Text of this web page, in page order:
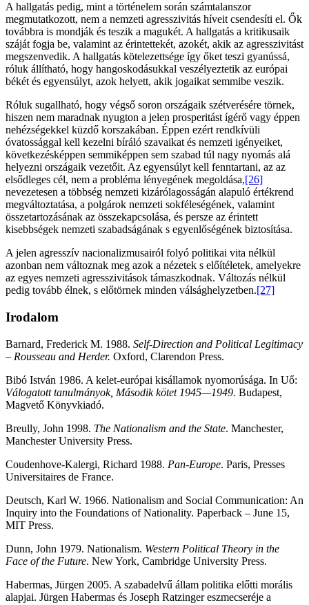
A hallgatás pedig, mint a történelem során számtalanszor
megmutatkozott, nem a nemzeti agresszivitás híveit csendesíti el. Ők
továbbra is mondják és teszik a magukét. A hallgatás a kritikusaik
száját fogja be, valamint az érintettekét, azokét, akik az agresszivitást
megszenvedik. A hallgatás kötelezettsége így őket teszi gyanússá,
róluk állítható, hogy hangoskodásukkal veszélyeztetik az európai
békét és egyensúlyt, azok helyett, akik jogaikat semmibe veszik.
Róluk sugallható, hogy végső soron országaik szétverésére törnek,
hiszen nem maradnak nyugton a jelen prosperitást ígérő vagy éppen
nehézségekkel küzdő korszakában. Éppen ezért rendkívüli
óvatossággal kell kezelni bíráló szavaikat és nemzeti igényeiket,
következésképpen semmiképpen sem szabad túl nagy nyomás alá
helyezni országaik vezetőit. Az egyensúlyt kell fenntartani, az az
elsődleges cél, nem a probléma lényegének megoldása,[26]
nevezetesen a többség nemzeti kizárólagosságán alapuló értékrend
megváltoztatása, a polgárok nemzeti sokféleségének, valamint
összetartozásának az összekapcsolása, és persze az érintett
kisebbségek nemzeti szabadságának s egyenlőségének biztosítása.
A jelen agresszív nacionalizmusairól folyó politikai vita nélkül
azonban nem változnak meg azok a nézetek s előítéletek, amelyekre
az egyes nemzeti agresszivitások támaszkodnak. Változás nélkül
pedig tovább élnek, s előtörnek minden válsághelyzetben.[27]
Irodalom
Barnard, Frederick M. 1988. Self-Direction and Political Legitimacy
– Rousseau and Herder. Oxford, Clarendon Press.
Bibó István 1986. A kelet-európai kisállamok nyomorúsága. In Uő:
Válogatott tanulmányok, Második kötet 1945—1949. Budapest,
Magvető Könyvkiadó.
Breully, John 1998. The Nationalism and the State. Manchester,
Manchester University Press.
Coudenhove-Kalergi, Richard 1988. Pan-Europe. Paris, Presses
Universitaires de France.
Deutsch, Karl W. 1966. Nationalism and Social Communication: An
Inquiry into the Foundations of Nationality. Paperback – June 15,
MIT Press.
Dunn, John 1979. Nationalism. Western Political Theory in the
Face of the Future. New York, Cambridge University Press.
Habermas, Jürgen 2005. A szabadelvű állam politika előtti morális
alapjai. Jürgen Habermas és Joseph Ratzinger eszmecseréje a